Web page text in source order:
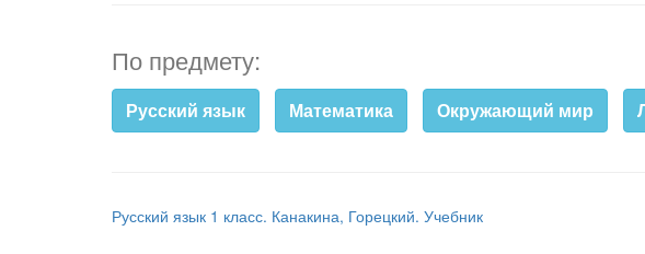
По предмету:
Русский язык Математика Окружающий мир
Русский язык 1 класс. Канакина, Горецкий. Учебник